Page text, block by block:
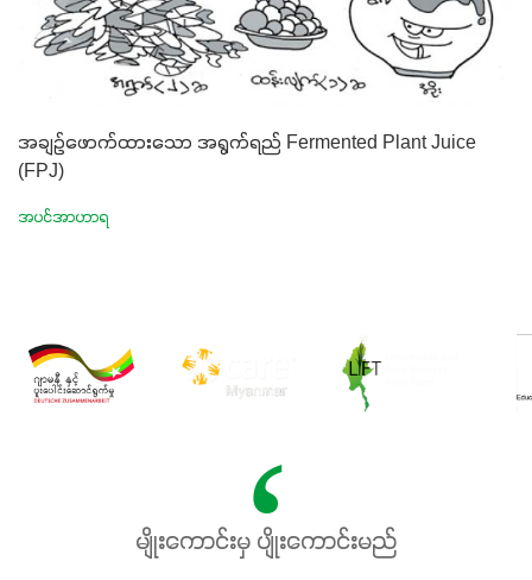
အချဉ်ဖောက်ထားသော အရွက်ရည် Fermented Plant Juice
(FPJ)
အပင်အာဟာရ
မျိုးကောင်းမှ ပျိုးကောင်းမည်